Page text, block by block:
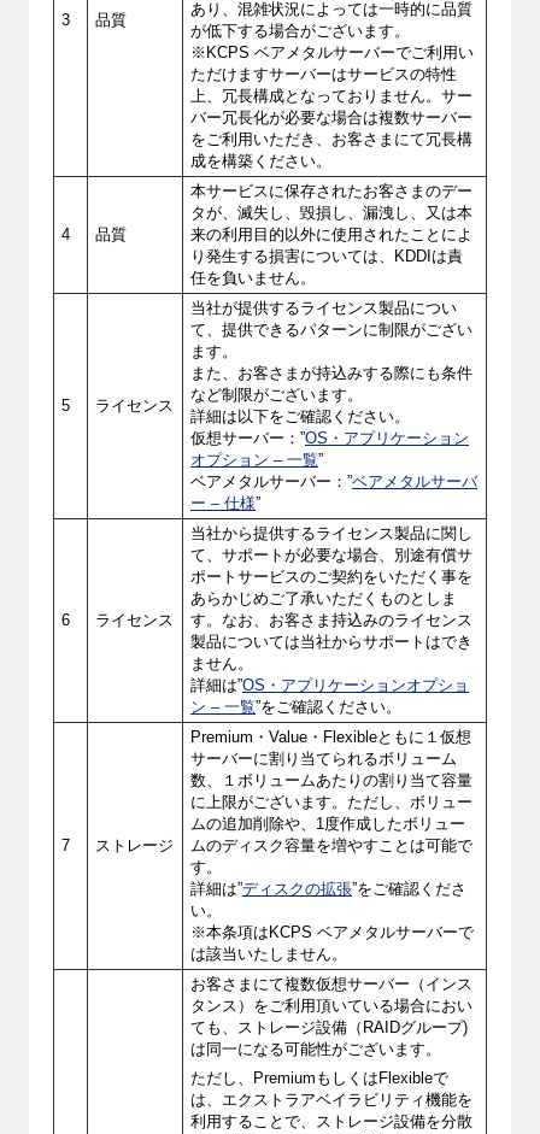
3 品質
あり、混雑状況によっては一時的に品質
が低下する場合がございます。
※KCPS ベアメタルサーバーでご利用い
ただけますサーバーはサービスの特性
上、冗長構成となっておりません。サー
バー冗長化が必要な場合は複数サーバー
をご利用いただき、お客さまにて冗長構
成を構築ください。
4 品質
本サービスに保存されたお客さまのデー
タが、滅失し、毀損し、漏洩し、又は本
来の利用目的以外に使用されたことによ
り発生する損害については、KDDIは責
任を負いません。
5 ライセンス
当社が提供するライセンス製品につい
て、提供できるパターンに制限がござい
ます。
また、お客さまが持込みする際にも条件
など制限がございます。
詳細は以下をご確認ください。
仮想サーバー：”OS・アプリケーション
オプション – 一覧”
ベアメタルサーバー：”ベアメタルサーバ
ー – 仕様”
6 ライセンス
当社から提供するライセンス製品に関し
て、サポートが必要な場合、別途有償サ
ポートサービスのご契約をいただく事を
あらかじめご了承いただくものとしま
す。なお、お客さま持込みのライセンス
製品については当社からサポートはでき
ません。
詳細は”OS・アプリケーションオプショ
ン – 一覧”をご確認ください。
7 ストレージ
Premium・Value・Flexibleともに１仮想
サーバーに割り当てられるボリューム
数、１ボリュームあたりの割り当て容量
に上限がございます。ただし、ボリュー
ムの追加削除や、1度作成したボリュー
ムのディスク容量を増やすことは可能で
す。
詳細は”ディスクの拡張”をご確認くださ
い。
※本条項はKCPS ベアメタルサーバーで
は該当いたしません。
お客さまにて複数仮想サーバー（インス
タンス）をご利用頂いている場合におい
ても、ストレージ設備（RAIDグループ)
は同一になる可能性がございます。
ただし、PremiumもしくはFlexibleで
は、エクストラアベイラビリティ機能を
利用することで、ストレージ設備を分散